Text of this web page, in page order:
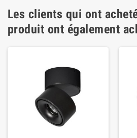
Les clients qui ont
produit ont également